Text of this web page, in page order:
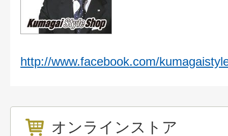
オンラインストア
http://www.facebook.com/